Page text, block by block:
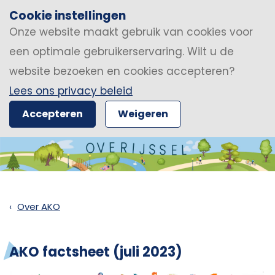
Cookie instellingen
Onze website maakt gebruik van cookies voor
een optimale gebruikerservaring. Wilt u de
website bezoeken en cookies accepteren?
Lees ons privacy beleid
Accepteren Weigeren
Over AKO
AKO factsheet (juli 2023)